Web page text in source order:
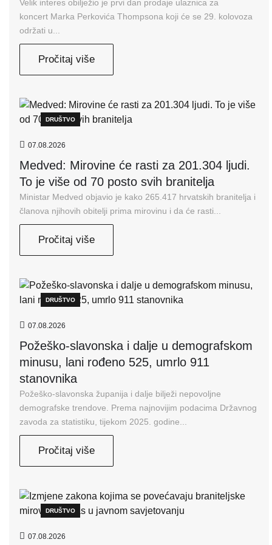
Velik interes obilježio je prvi dan prodaje ulaznica za
koncert Marka Perkovića Thompsona koji će se 29. kolovoza
održati u...
Pročitaj više
DRUŠTVO
07.08.2026
Medved: Mirovine će rasti za 201.304 ljudi.
To je više od 70 posto svih branitelja
Ministar Medved objavio je kako 265.417 hrvatskih branitelja i
članova njihovih obitelji prima mirovinu i da će rasti...
Pročitaj više
DRUŠTVO
07.08.2026
Požeško-slavonska i dalje u demografskom
minusu, lani rođeno 525, umrlo 911
stanovnika
Požeško-slavonska županija i dalje bilježi nepovoljne
demografske trendove. Prema najnovijim podacima Državnog
zavoda za statistiku, tijekom 2025. godine...
Pročitaj više
DRUŠTVO
07.08.2026